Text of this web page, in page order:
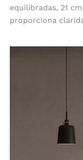
equilibradas, 21
proporciona